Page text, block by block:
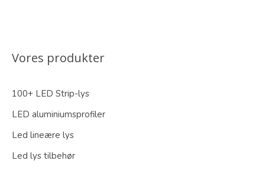
Vores produkter
100+ LED Strip-lys
LED aluminiumsprofiler
Led lineære lys
Led lys tilbehør